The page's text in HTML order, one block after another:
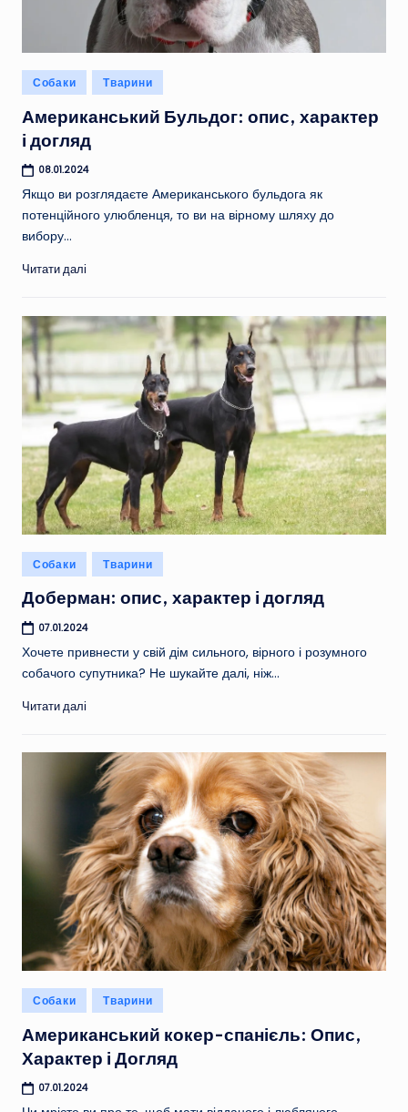
Опубліковано
у
Собаки Тварини
Американський Бульдог: опис, характер
і догляд
08.01.2024
Якщо ви розглядаєте Американського бульдога як
потенційного улюбленця, то ви на вірному шляху до
вибору…
Читати далі
Опубліковано
у
Собаки Тварини
Доберман: опис, характер і догляд
07.01.2024
Хочете привнести у свій дім сильного, вірного і розумного
собачого супутника? Не шукайте далі, ніж…
Читати далі
Опубліковано
у
Собаки Тварини
Американський кокер-спанієль: Опис,
Характер і Догляд
07.01.2024